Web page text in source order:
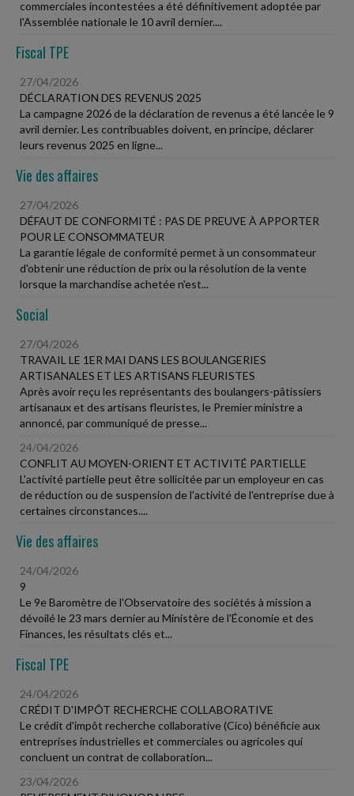
commerciales incontestées a été définitivement adoptée par
l'Assemblée nationale le 10 avril dernier....
Fiscal TPE
27/04/2026
DÉCLARATION DES REVENUS 2025
La campagne 2026 de la déclaration de revenus a été lancée le 9
avril dernier. Les contribuables doivent, en principe, déclarer
leurs revenus 2025 en ligne...
Vie des affaires
27/04/2026
DÉFAUT DE CONFORMITÉ : PAS DE PREUVE À APPORTER
POUR LE CONSOMMATEUR
La garantie légale de conformité permet à un consommateur
d'obtenir une réduction de prix ou la résolution de la vente
lorsque la marchandise achetée n'est...
Social
27/04/2026
TRAVAIL LE 1ER MAI DANS LES BOULANGERIES
ARTISANALES ET LES ARTISANS FLEURISTES
Après avoir reçu les représentants des boulangers-pâtissiers
artisanaux et des artisans fleuristes, le Premier ministre a
annoncé, par communiqué de presse...
24/04/2026
CONFLIT AU MOYEN-ORIENT ET ACTIVITÉ PARTIELLE
L'activité partielle peut être sollicitée par un employeur en cas
de réduction ou de suspension de l'activité de l'entreprise due à
certaines circonstances....
Vie des affaires
24/04/2026
9
Le 9e Baromètre de l'Observatoire des sociétés à mission a
dévoilé le 23 mars dernier au Ministère de l'Économie et des
Finances, les résultats clés et...
Fiscal TPE
24/04/2026
CRÉDIT D'IMPÔT RECHERCHE COLLABORATIVE
Le crédit d'impôt recherche collaborative (Cico) bénéficie aux
entreprises industrielles et commerciales ou agricoles qui
concluent un contrat de collaboration...
23/04/2026